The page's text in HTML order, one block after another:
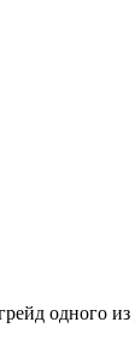
одного